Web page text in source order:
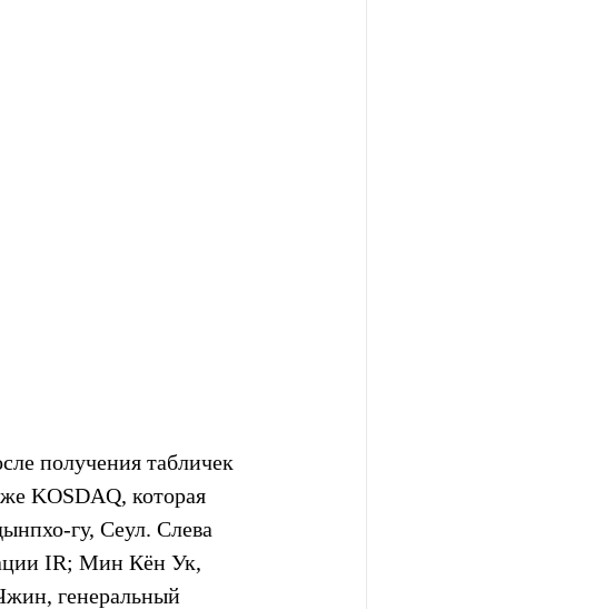
получения табличек
KOSDAQ, которая
гу, Сеул. Слева
IR; Мин Кён Ук,
генеральный